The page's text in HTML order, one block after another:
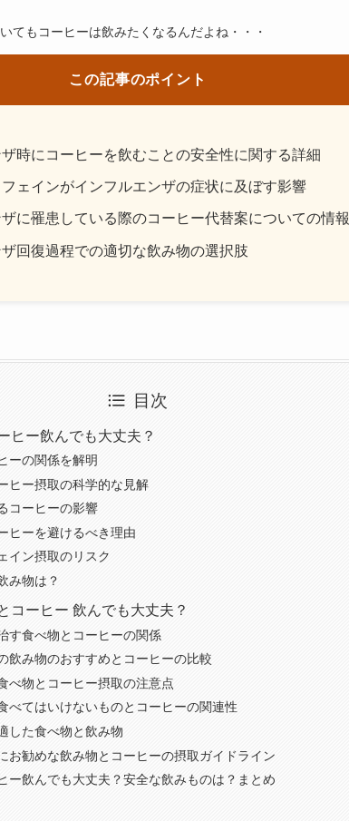
てもコーヒーは飲みたくなるんだよね・・・
この記事のポイント
時にコーヒーを飲むことの安全性に関する詳細
ェインがインフルエンザの症状に及ぼす影響
に罹患している際のコーヒー代替案についての情報
回復過程での適切な飲み物の選択肢
目次
ヒー飲んでも大丈夫？
ーの関係を解明
ヒー摂取の科学的な見解
コーヒーの影響
ヒーを避けるべき理由
イン摂取のリスク
み物は？
コーヒー 飲んでも大丈夫？
す食べ物とコーヒーの関係
飲み物のおすすめとコーヒーの比較
べ物とコーヒー摂取の注意点
べてはいけないものとコーヒーの関連性
した食べ物と飲み物
お勧めな飲み物とコーヒーの摂取ガイドライン
ー飲んでも大丈夫？安全な飲みものは？まとめ